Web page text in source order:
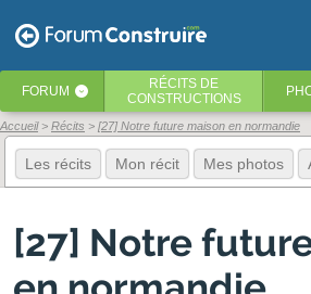
FORUM ‹ RÉCITS DE
CONSTRUCTIONS
Accueil Récits [27] Notre future maison en normandie
Les récits Mon récit Mes photos
[27] Notre